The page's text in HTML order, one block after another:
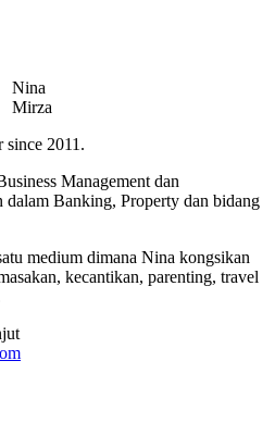
Nina
Mirza
2011.
Management dan
dalam Banking, Property dan bidang
medium dimana Nina kongsikan
kecantikan, parenting, travel